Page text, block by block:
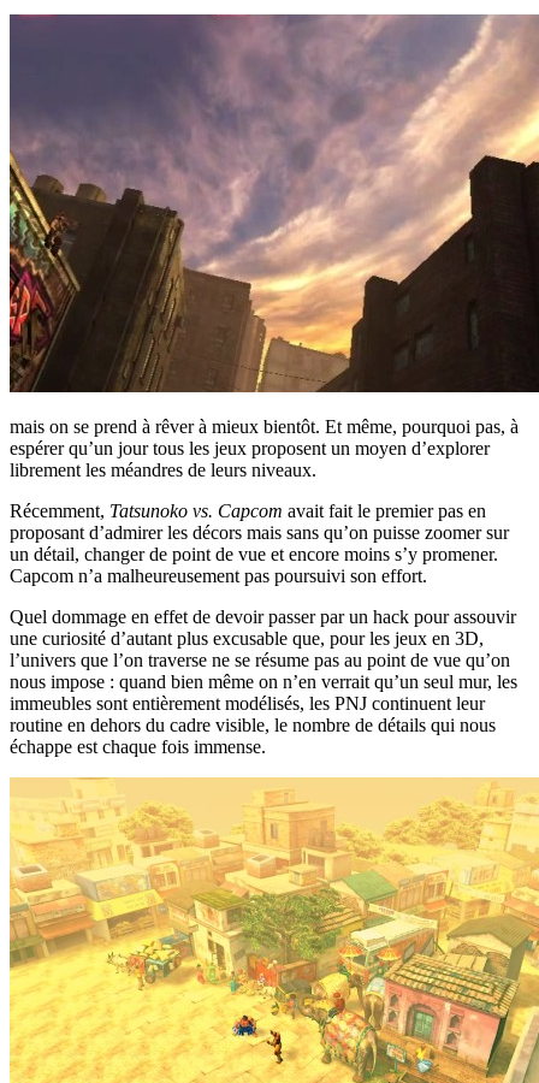
mais on se prend à rêver à mieux bientôt. Et même, pourquoi pas, à
espérer qu’un jour tous les jeux proposent un moyen d’explorer
librement les méandres de leurs niveaux.
Récemment, Tatsunoko vs. Capcom avait fait le premier pas en
proposant d’admirer les décors mais sans qu’on puisse zoomer sur
un détail, changer de point de vue et encore moins s’y promener.
Capcom n’a malheureusement pas poursuivi son effort.
Quel dommage en effet de devoir passer par un hack pour assouvir
une curiosité d’autant plus excusable que, pour les jeux en 3D,
l’univers que l’on traverse ne se résume pas au point de vue qu’on
nous impose : quand bien même on n’en verrait qu’un seul mur, les
immeubles sont entièrement modélisés, les PNJ continuent leur
routine en dehors du cadre visible, le nombre de détails qui nous
échappe est chaque fois immense.